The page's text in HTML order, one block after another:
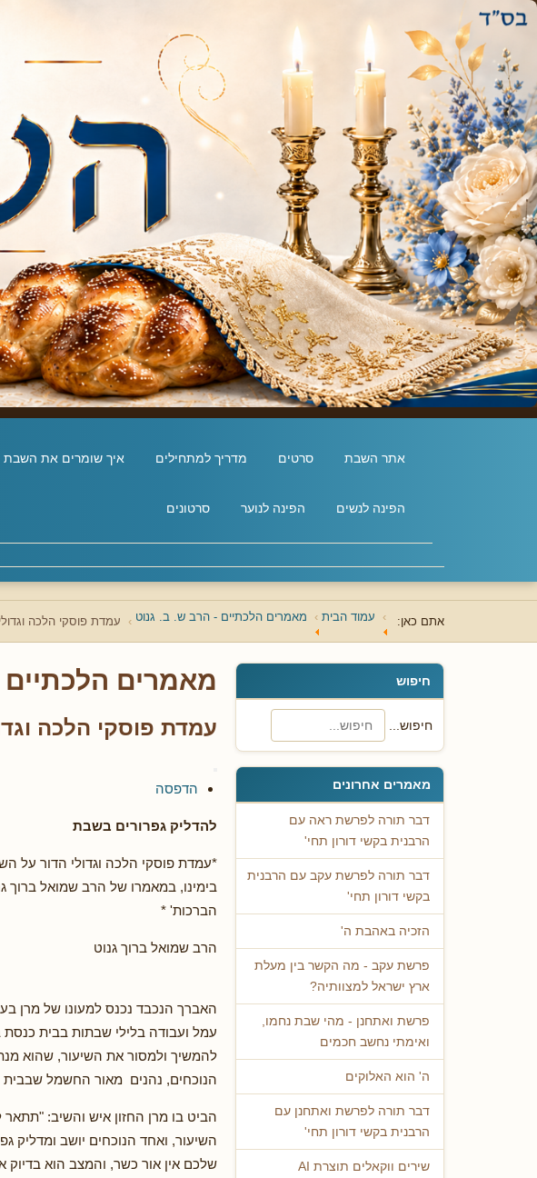
אתר השבת סרטים מדריך למתחילים איך שומרים את השבת
הפינה לנשים הפינה לנוער סרטונים
אתם כאן: עמוד הבית מאמרים הלכתיים - הרב ש. ב. גנוט עמדת פוסקי הלכה
חיפוש
חיפוש...
מאמרים אחרונים
דבר תורה לפרשת ראה עם
הרבנית בקשי דורון תחי'
דבר תורה לפרשת עקב עם הרבנית
בקשי דורון תחי'
הזכיה באהבת ה'
פרשת עקב - מה הקשר בין מעלת
ארץ ישראל למצוותיה?
פרשת ואתחנן - מהי שבת נחמו,
ואימתי נחשב חכמים
ה' הוא האלוקים
דבר תורה לפרשת ואתחנן עם
הרבנית בקשי דורון תחי'
שירים ווקאלים תוצרת AI
מאמרים
עמדת פוסקי הלכה
הדפסה
להדליק גפרורים בשבת
*עמדת פוסקי הלכה וגדולי הדור על
בימינו, במאמרו של הרב שמואל ברוך
הברכות' *
הרב שמואל ברוך גנוט
האברך הנכבד נכנס למעונו של מרן
עמל ועבודה בלילי שבתות בבית
להמשיך ולמסור את השיעור, שהוא
הנוכחים, נהנים מאור החשמל
הביט בו מרן החזון איש והשיב:
השיעור, ואחד הנוכחים יושב ומדליק
שלכם אין אור כשר, והמצב הוא